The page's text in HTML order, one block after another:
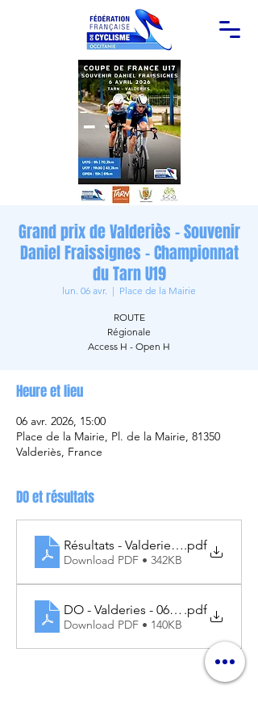
Grand prix de Valderiès - Souvenir
Daniel Fraissignes - Championnat
du Tarn U19
lun. 06 avr.
  |
Place de la Mairie
ROUTE
Régionale
Access H - Open H
Heure et lieu
06 avr. 2026, 15:00
Place de la Mairie, Pl. de la Mairie, 81350
Valderiès, France
DO et résultats
Résultats - Valderies - 06.04.2026
.pdf
Download PDF • 342KB
DO - Valderies - 06.04.2026
.pdf
Download PDF • 140KB